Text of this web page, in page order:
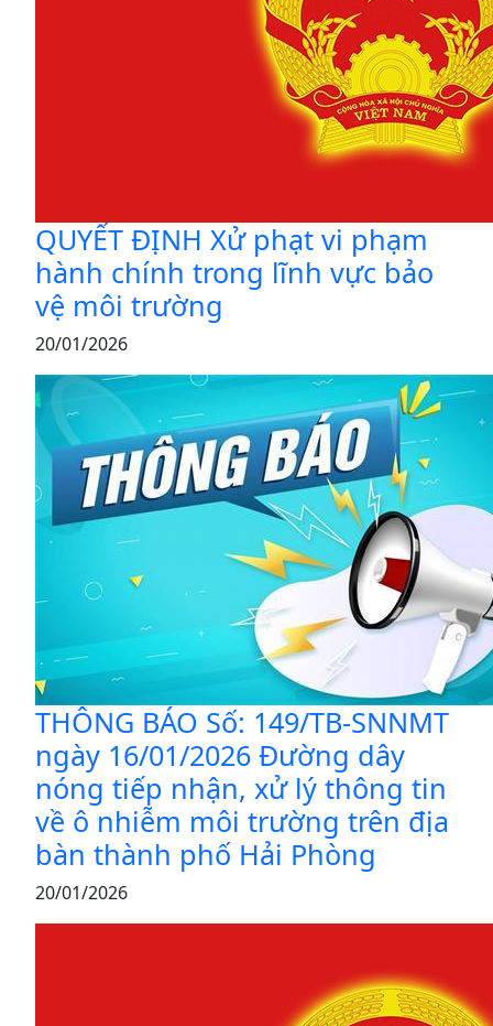
QUYẾT ĐỊNH Xử phạt vi phạm
hành chính trong lĩnh vực bảo
vệ môi trường
20/01/2026
THÔNG BÁO Số: 149/TB-SNNMT
ngày 16/01/2026 Đường dây
nóng tiếp nhận, xử lý thông tin
về ô nhiễm môi trường trên địa
bàn thành phố Hải Phòng
20/01/2026